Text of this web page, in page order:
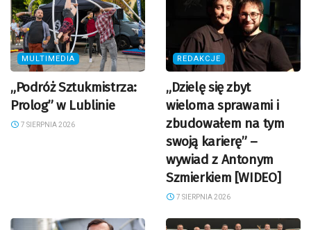
MULTIMEDIA
„Podróż Sztukmistrza:
Prolog” w Lublinie
7 SIERPNIA 2026
REDAKCJE
„Dzielę się zbyt
wieloma sprawami i
zbudowałem na tym
swoją karierę” –
wywiad z Antonym
Szmierkiem [WIDEO]
7 SIERPNIA 2026